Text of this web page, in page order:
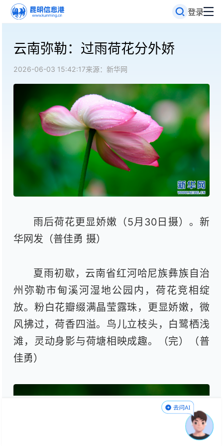
登录
云南弥勒：过雨荷花分外娇
2026-06-03 15:42:17来源：新华网
雨后荷花更显娇嫩（5月30日摄）。新
华网发（普佳勇 摄）
夏雨初歇，云南省红河哈尼族彝族自治
州弥勒市甸溪河湿地公园内，荷花竞相绽
放。粉白花瓣缀满晶莹露珠，更显娇嫩，微
风拂过，荷香四溢。鸟儿立枝头，白鹭栖浅
滩，灵动身影与荷塘相映成趣。（完）（普
佳勇）